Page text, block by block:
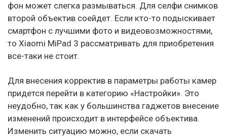
фон может слегка размываться. Для селфи снимков
второй объектив соейдет. Если кто-то подыскивает
смартфон с лучшими фото и видеовозможностями,
то Xiaomi MiPad 3 рассматривать для приобретения
все-таки не стоит.
Для внесения корректив в параметры работы камер
придется перейти в категорию «Настройки». Это
неудобно, так как у большинства гаджетов внесение
изменений происходит в интерфейсе объектива.
Изменить ситуацию можно, если скачать